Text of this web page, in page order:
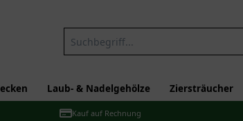
Laub- & Nadelgehölze Ziersträucher
Kauf auf Rechnung